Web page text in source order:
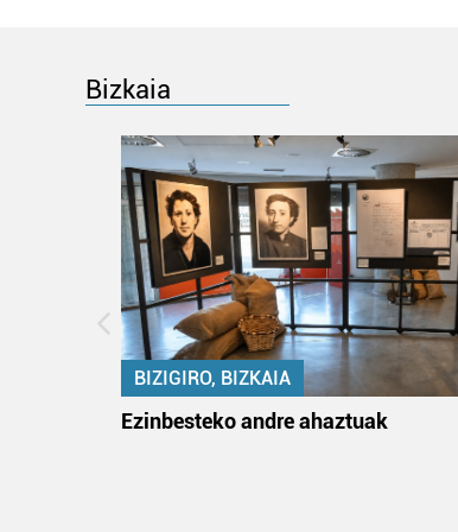
Bizkaia
BIZIGIRO, BIZKAIA
Ezinbesteko andre ahaztuak